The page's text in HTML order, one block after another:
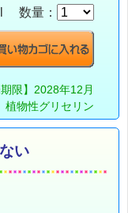
数量：
期限】2028年12月
植物性グリセリン
い